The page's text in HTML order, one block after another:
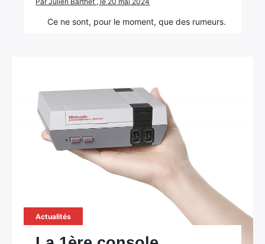
Ce ne sont, pour le moment, que des rumeurs.
Actualités